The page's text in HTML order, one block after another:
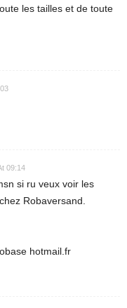
les tailles et de toute
09:14
si ru veux voir les
Robaversand.
hotmail.fr